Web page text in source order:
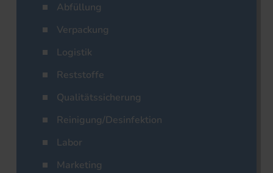
Abfüllung
Verpackung
Logistik
Reststoffe
Qualitätssicherung
Reinigung/Desinfektion
Labor
Marketing